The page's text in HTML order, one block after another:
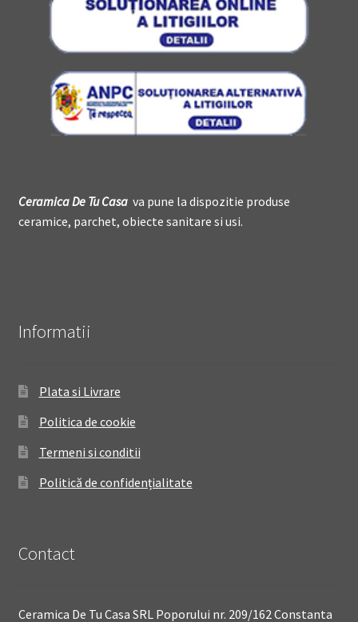
Ceramica DeTu Casava pune la dispozitie produse
ceramice, parchet, obiecte sanitare si usi.
Informatii
Plata si Livrare
Politica de cookie
Termeni si conditii
Politică de confidențialitate
Contact
Ceramica De Tu Casa SRL Poporului nr. 209/162 Constanta